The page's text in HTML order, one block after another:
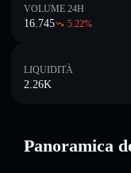
VOLUME 24H
16.745 5.22%
LIQUIDITÀ
2.26K
Panoramica